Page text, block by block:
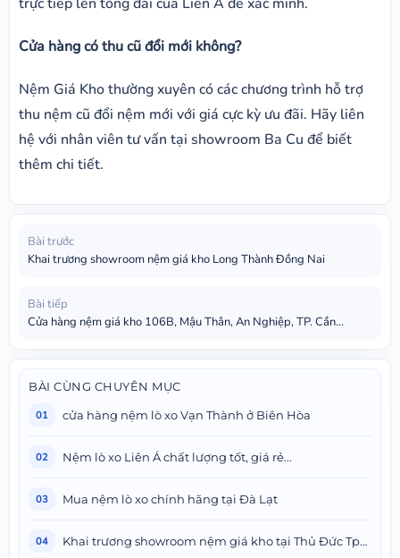
Cửa hàng có thu cũ đổi mới không?
Nệm Giá Kho thường xuyên có các chương trình hỗ trợ
thu nệm cũ đổi nệm mới với giá cực kỳ ưu đãi. Hãy liên
hệ với nhân viên tư vấn tại showroom Ba Cu để biết
thêm chi tiết.
Bài trước
Khai trương showroom nệm giá kho Long Thành Đồng Nai
Bài tiếp
Cửa hàng nệm giá kho 106B, Mậu Thân, An Nghiệp, TP. Cần...
BÀI CÙNG CHUYÊN MỤC
01 cửa hàng nệm lò xo Vạn Thành ở Biên Hòa
02 Nệm lò xo Liên Á chất lượng tốt, giá rẻ...
03 Mua nệm lò xo chính hãng tại Đà Lạt
04 Khai trương showroom nệm giá kho tại Thủ Đức Tphcm